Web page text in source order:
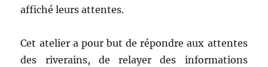
affiché leurs attentes.
Cet atelier a pour but de répondre aux attentes
des riverains, de relayer des informations